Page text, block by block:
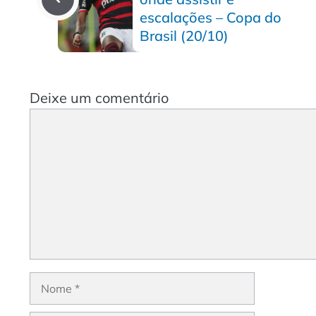
escalações – Copa do
Brasil (20/10)
Deixe um comentário
Nome